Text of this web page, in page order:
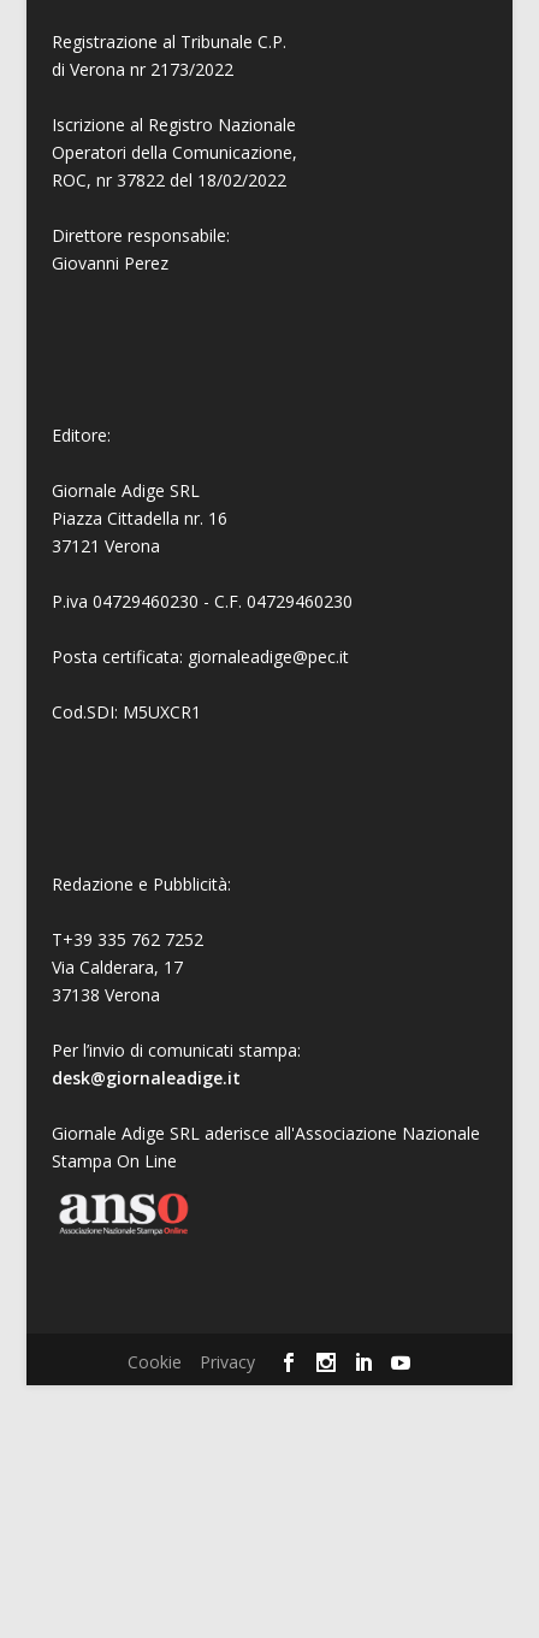
Registrazione al Tribunale C.P.
di Verona nr 2173/2022
Iscrizione al Registro Nazionale
Operatori della Comunicazione,
ROC, nr 37822 del 18/02/2022
Direttore responsabile:
Giovanni Perez
Editore:
Giornale Adige SRL
Piazza Cittadella nr. 16
37121 Verona
P.iva 04729460230 - C.F. 04729460230
Posta certificata: giornaleadige@pec.it
Cod.SDI: M5UXCR1
Redazione e Pubblicità:
T+39 335 762 7252
Via Calderara, 17
37138 Verona
Per l’invio di comunicati stampa:
desk@giornaleadige.it
Giornale Adige SRL aderisce all'Associazione Nazionale
Stampa On Line
Cookie Privacy